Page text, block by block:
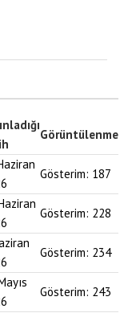
Görüntülenme
Gösterim: 187
Gösterim: 228
Gösterim: 234
Gösterim: 243